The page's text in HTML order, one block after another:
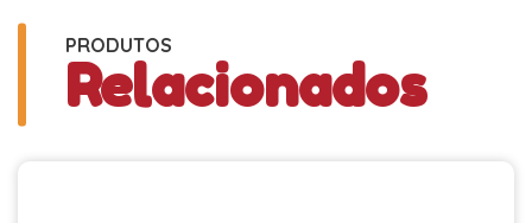
PRODUTOS
Relacionados